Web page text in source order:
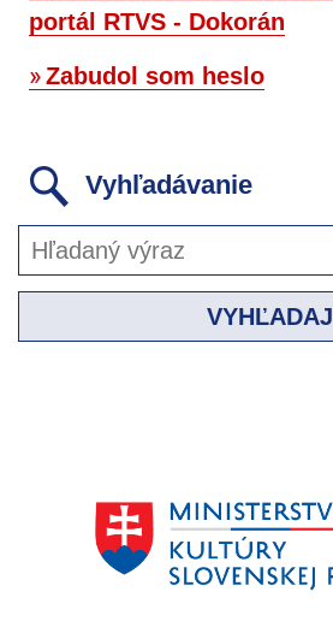
portál RTVS - Dokorán
Zabudol som heslo
Vyhľadávanie
VYHĽADAJ